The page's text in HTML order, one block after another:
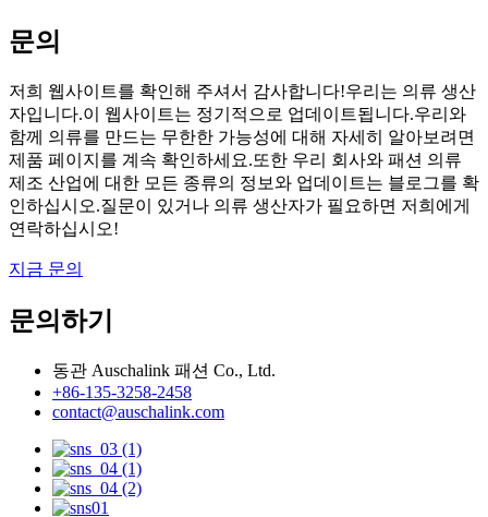
문의
저희 웹사이트를 확인해 주셔서 감사합니다!우리는 의류 생산
자입니다.이 웹사이트는 정기적으로 업데이트됩니다.우리와
함께 의류를 만드는 무한한 가능성에 대해 자세히 알아보려면
제품 페이지를 계속 확인하세요.또한 우리 회사와 패션 의류
제조 산업에 대한 모든 종류의 정보와 업데이트는 블로그를 확
인하십시오.질문이 있거나 의류 생산자가 필요하면 저희에게
연락하십시오!
지금 문의
문의하기
동관 Auschalink 패션 Co., Ltd.
+86-135-3258-2458
contact@auschalink.com